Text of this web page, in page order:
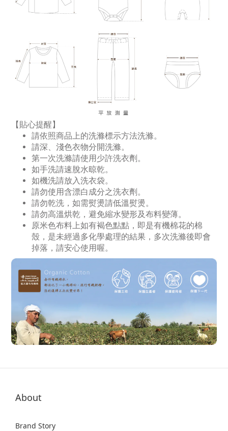
【貼心提醒】
請依照商品上的洗滌標示方法洗滌。
請深、淺色衣物分開洗滌。
第一次洗滌請使用少許洗衣劑。
如手洗請速脫水晾乾。
如機洗請放入洗衣袋。
請勿使用含漂白成分之洗衣劑。
請勿乾洗，如需熨燙請低溫熨燙。
請勿高溫烘乾，避免縮水變形及布料變薄。
原米色布料上如有褐色點點，即是有機棉花的棉
殼，是未經過多化學處理的結果，多次洗滌後即會
掉落，請安心使用喔。
About
Brand Story